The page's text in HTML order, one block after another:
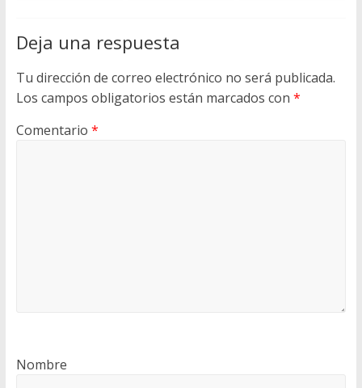
Deja una respuesta
Tu dirección de correo electrónico no será publicada.
Los campos obligatorios están marcados con *
Comentario *
Nombre